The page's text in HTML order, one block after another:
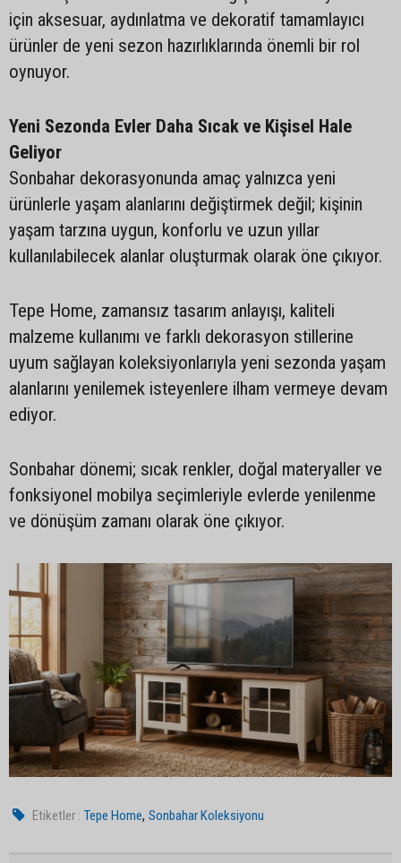
için aksesuar, aydınlatma ve dekoratif tamamlayıcı
ürünler de yeni sezon hazırlıklarında önemli bir rol
oynuyor.
Yeni Sezonda Evler Daha Sıcak ve Kişisel Hale
Geliyor
Sonbahar dekorasyonunda amaç yalnızca yeni
ürünlerle yaşam alanlarını değiştirmek değil; kişinin
yaşam tarzına uygun, konforlu ve uzun yıllar
kullanılabilecek alanlar oluşturmak olarak öne çıkıyor.
Tepe Home, zamansız tasarım anlayışı, kaliteli
malzeme kullanımı ve farklı dekorasyon stillerine
uyum sağlayan koleksiyonlarıyla yeni sezonda yaşam
alanlarını yenilemek isteyenlere ilham vermeye devam
ediyor.
Sonbahar dönemi; sıcak renkler, doğal materyaller ve
fonksiyonel mobilya seçimleriyle evlerde yenilenme
ve dönüşüm zamanı olarak öne çıkıyor.
Etiketler : Tepe Home,Sonbahar Koleksiyonu